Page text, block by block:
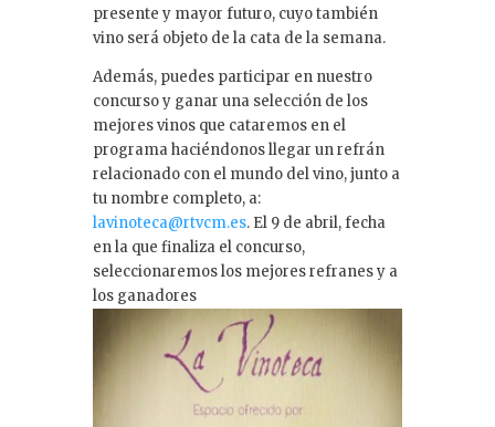
presente y mayor futuro, cuyo también
vino será objeto de la cata de la semana.
Además, puedes participar en nuestro
concurso y ganar una selección de los
mejores vinos que cataremos en el
programa haciéndonos llegar un refrán
relacionado con el mundo del vino, junto a
tu nombre completo, a:
lavinoteca@rtvcm.es. El 9 de abril, fecha
en la que finaliza el concurso,
seleccionaremos los mejores refranes y a
los ganadores